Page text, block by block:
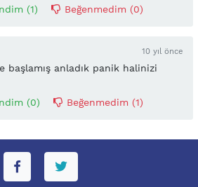
birazcık araştırın be
demek ay ile güneşi yer
(1) Beğenmedim (0)
10 yıl önce
başlamış anladık panik halinizi
(0) Beğenmedim (1)